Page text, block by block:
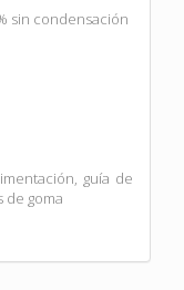
sin condensación
guía de
de goma